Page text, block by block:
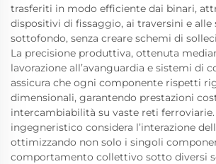
trasferiti in modo efficiente dai binari,
dispositivi di fissaggio, ai traversini e
sottofondo, senza creare schemi di
La precisione produttiva, ottenuta
lavorazione all’avanguardia e sistemi di
assicura che ogni componente rispetti
dimensionali, garantendo prestazioni
intercambiabilità su vaste reti ferroviarie.
ingegneristico considera l’interazione
ottimizzando non solo i singoli
comportamento collettivo sotto diversi